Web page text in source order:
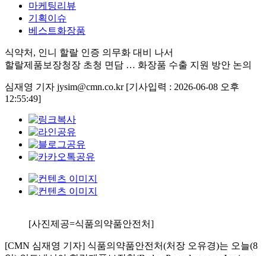
마케팅리뷰
기획이슈
베스트화장품
식약처, 인니 할랄 인증 의무화 대비 나서
할랄제품보장청장 초청 면담 … 화장품 수출 지원 방안 논의
심재영 기자 jysim@cmn.co.kr [기사입력 : 2026-06-08 오후
12:55:49]
[사진제공=식품의약품안전처]
[CMN 심재영 기자] 식품의약품안전처(처장 오유경)는 오늘(8